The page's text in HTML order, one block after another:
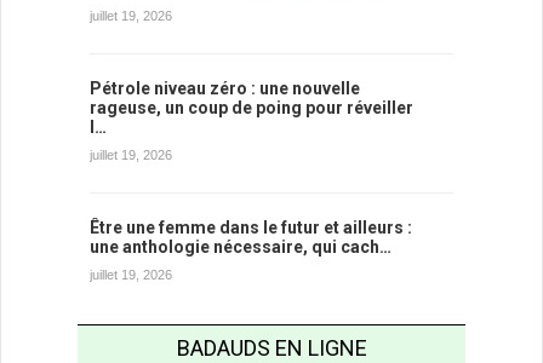
juillet 19, 2026
Pétrole niveau zéro : une nouvelle
rageuse, un coup de poing pour réveiller
l…
juillet 19, 2026
Être une femme dans le futur et ailleurs :
une anthologie nécessaire, qui cach…
juillet 19, 2026
BADAUDS EN LIGNE